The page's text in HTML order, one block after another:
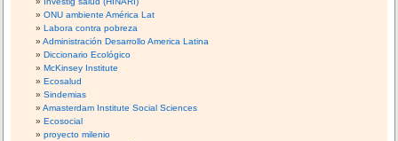
ONU ambiente América Lat
Labora contra pobreza
Administración Desarrollo America Latina
Diccionario Ecológico
McKinsey Institute
Ecosalud
Sindemias
Amasterdam Institute Social Sciences
Ecosocial
proyecto milenio